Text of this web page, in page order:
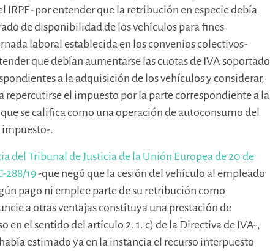
IRPF -por entender que la retribución en especie debía
de disponibilidad de los vehículos para fines
laboral establecida en los convenios colectivos-
que debían aumentarse las cuotas de IVA soportado
a la adquisición de los vehículos y considerar,
repercutirse el impuesto por la parte correspondiente a la
se califica como una operación de autoconsumo del
impuesto-.
del Tribunal de Justicia de la Unión Europea de 20 de
288/19-que negó que la cesión del vehículo al empleado
pago ni emplee parte de su retribución como
a otras ventajas constituya una prestación de
en el sentido del artículo 2. 1. c) de la Directiva de IVA-,
estimado ya en la instancia el recurso interpuesto